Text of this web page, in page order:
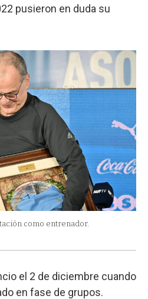
pusieron en duda su
como entrenador.
el 2 de diciembre cuando
en fase de grupos.